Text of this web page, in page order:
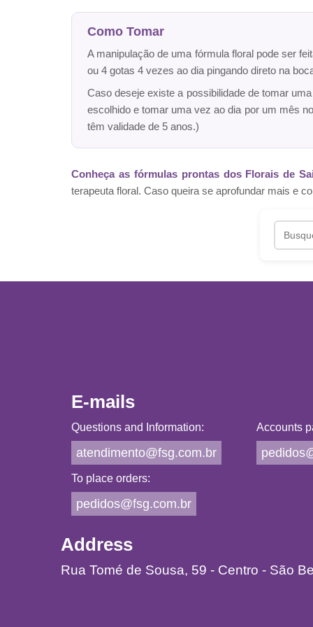
Como Tomar
A manipulação de uma fórmula floral pode ser
ou 4 gotas 4 vezes ao dia pingando direto na
Caso deseje existe a possibilidade de tomar
escolhido e tomar uma vez ao dia por um mês
têm validade de 5 anos.)
Conheça as fórmulas prontas dos Florais de
terapeuta floral. Caso queira se aprofundar mais e
E-mails
Questions and Information:
atendimento@fsg.com.br
Accounts
To place orders:
pedidos@fsg.com.br
Address
Rua Tomé de Sousa, 59 - Centro - São